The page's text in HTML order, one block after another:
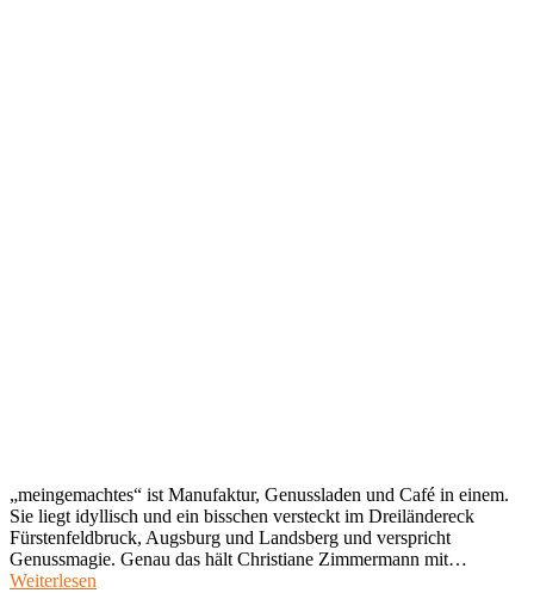
„meingemachtes“ ist Manufaktur, Genussladen und Café in einem.
Sie liegt idyllisch und ein bisschen versteckt im Dreiländereck
Fürstenfeldbruck, Augsburg und Landsberg und verspricht
Genussmagie. Genau das hält Christiane Zimmermann mit…
Weiterlesen